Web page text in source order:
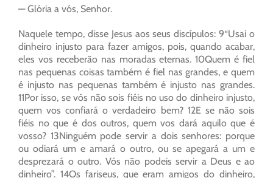
— Glória a vós, Senhor.
Naquele tempo, disse Jesus aos seus discípulos: 9“Usai o
dinheiro injusto para fazer amigos, pois, quando acabar,
eles vos receberão nas moradas eternas. 10Quem é fiel
nas pequenas coisas também é fiel nas grandes, e quem
é injusto nas pequenas também é injusto nas grandes.
11Por isso, se vós não sois fiéis no uso do dinheiro injusto,
quem vos confiará o verdadeiro bem? 12E se não sois
fiéis no que é dos outros, quem vos dará aquilo que é
vosso? 13Ninguém pode servir a dois senhores: porque
ou odiará um e amará o outro, ou se apegará a um e
desprezará o outro. Vós não podeis servir a Deus e ao
dinheiro”. 14Os fariseus, que eram amigos do dinheiro,